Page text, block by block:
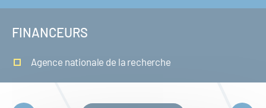
FINANCEURS
Agence nationale de la recherche